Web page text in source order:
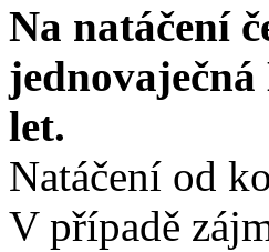
Na natáčení
let.
Natáčení od
V případě